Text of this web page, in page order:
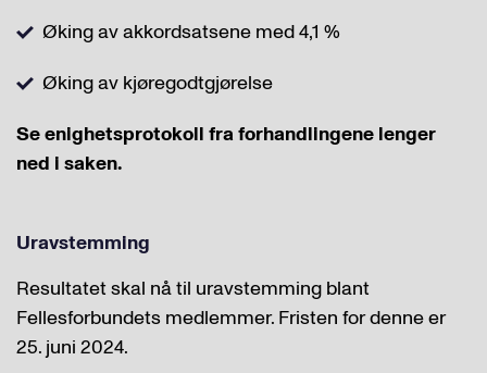
Øking av akkordsatsene med 4,1 %
Øking av kjøregodtgjørelse
Se enighetsprotokoll fra forhandlingene lenger
ned i saken.
Uravstemming
Resultatet skal nå til uravstemming blant
Fellesforbundets medlemmer. Fristen for denne er
25. juni 2024.